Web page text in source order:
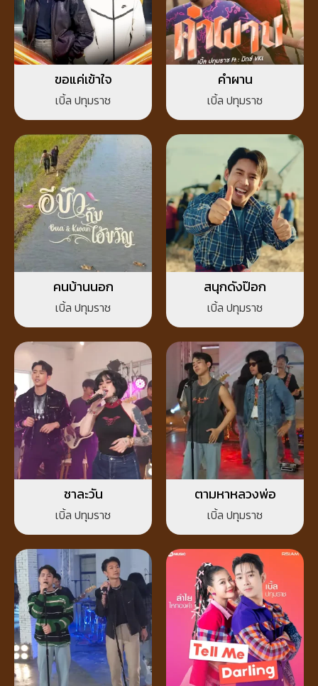
ขอแค่เข้าใจ
เบิ้ล ปทุมราช
คำผาน
เบิ้ล ปทุมราช
คนบ้านนอก
เบิ้ล ปทุมราช
สนุกดังป๊อก
เบิ้ล ปทุมราช
ชาละวัน
เบิ้ล ปทุมราช
ตามหาหลวงพ่อ
เบิ้ล ปทุมราช